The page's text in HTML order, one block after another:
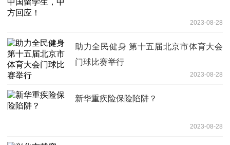
2023-08-28
助力全民健身 第十五届北京市体育大会
门球比赛举行
2023-08-28
新华重疾险保险陷阱？
2023-08-28